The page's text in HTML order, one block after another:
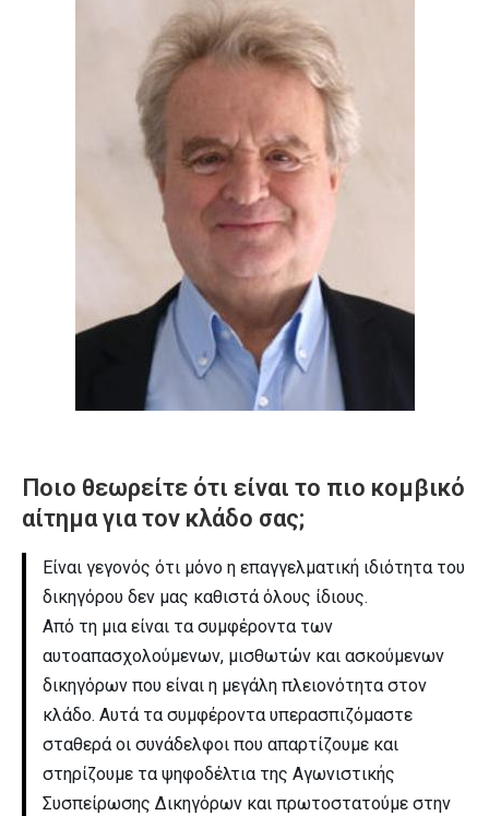
Ποιο θεωρείτε ότι είναι το πιο κομβικό
αίτημα για τον κλάδο σας;
Είναι γεγονός ότι μόνο η επαγγελματική ιδιότητα του
δικηγόρου δεν μας καθιστά όλους ίδιους.
Από τη μια είναι τα συμφέροντα των
αυτοαπασχολούμενων, μισθωτών και ασκούμενων
δικηγόρων που είναι η μεγάλη πλειονότητα στον
κλάδο. Αυτά τα συμφέροντα υπερασπιζόμαστε
σταθερά οι συνάδελφοι που απαρτίζουμε και
στηρίζουμε τα ψηφοδέλτια της Αγωνιστικής
Συσπείρωσης Δικηγόρων και πρωτοστατούμε στην